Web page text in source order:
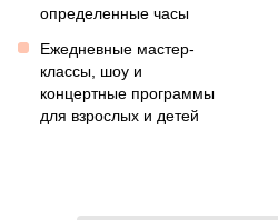
определенные часы
Ежедневные мастер-
классы, шоу и
концертные программы
для взрослых и детей